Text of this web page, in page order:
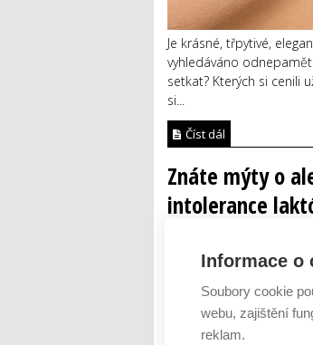
Je krásné, třpytivé,
vyhledáváno
setkat? Kterých si cenili
si...
Číst dál
Znáte mýty o
intolerance
Informace o
Soubory cookie
webu, zajištění
reklam.